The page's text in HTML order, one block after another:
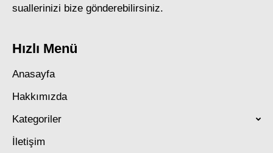
suallerinizi bize gönderebilirsiniz.
Hızlı Menü
Anasayfa
Hakkımızda
Kategoriler
İletişim